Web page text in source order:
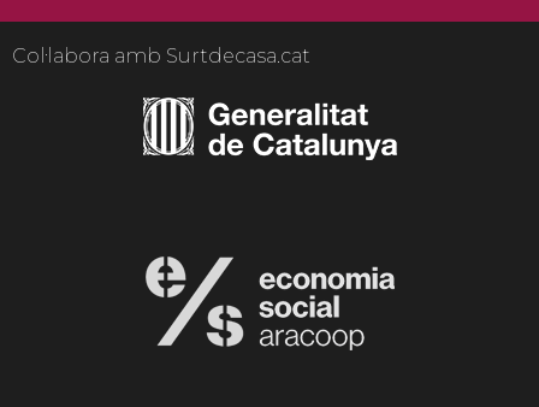
Col·labora amb Surtdecasa.cat